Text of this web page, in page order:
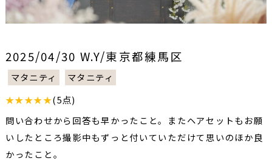
2025/04/30 W.Y/東京都練馬区
マタニティ
マタニティ
★★★★★(5点)
問い合わせから回答も早かったこと。またヘアセットもお願
いしたところ撮影中もずっと付いていただけて思いのほか良
かったこと。